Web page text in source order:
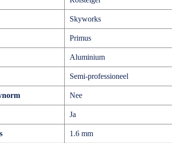
Skyworks
Primus
Aluminium
Semi-professioneel
Nee
Ja
1.6 mm